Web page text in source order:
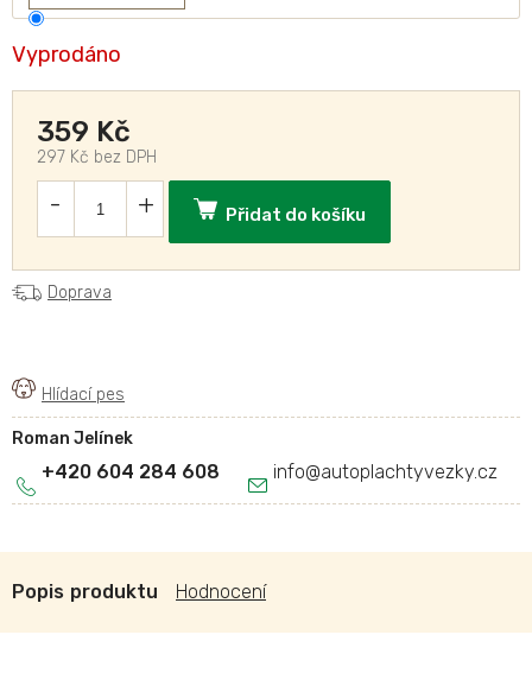
Vyprodáno
359 Kč
297 Kč bez DPH
Přidat do košíku
Roman Jelínek
info@autoplachtyvezky.cz
+420 604 284 608
Doprava
Popis Hodnocení